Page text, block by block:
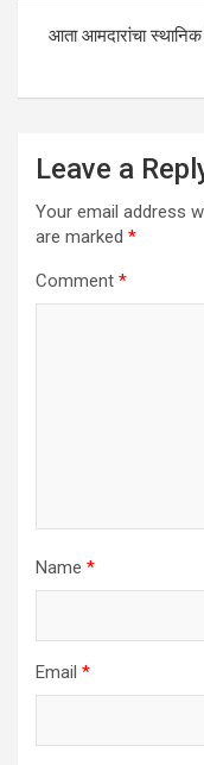
आता आमदारांचा
Leave a
Your email address
are marked *
Comment *
Name *
Email *